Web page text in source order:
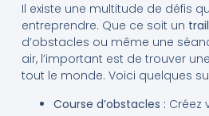
Il existe une multitude de défis
entreprendre. Que ce soit un trail
d’obstacles ou même une
air, l’important est de trouver
tout le monde. Voici quelques
Course d’obstacles : Créez